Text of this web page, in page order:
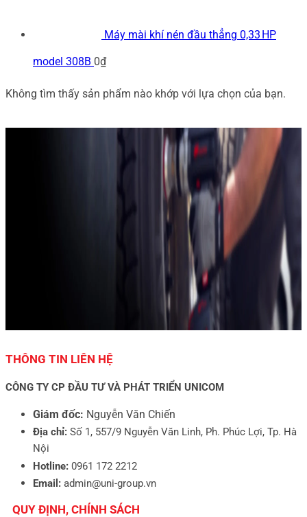
Máy mài khí nén đầu thẳng 0,33 HP
model 308B 0₫
Không tìm thấy sản phẩm nào khớp với lựa chọn của bạn.
THÔNG TIN LIÊN HỆ
CÔNG TY CP ĐẦU TƯ VÀ PHÁT TRIỂN UNICOM
Giám đốc: Nguyễn Văn Chiến
Địa chỉ: Số 1, 557/9 Nguyễn Văn Linh, Ph. Phúc Lợi, Tp. Hà
Nội
Hotline: 0961 172 2212
Email: admin@uni-group.vn
QUY ĐỊNH, CHÍNH SÁCH